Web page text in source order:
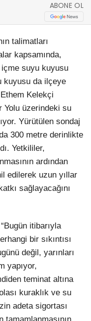
ABONE OL
talimatları
kapsamında,
suyu kuyusu
kuyusu da ilçeye
Kelekçi
Yolu üzerindeki su
Yürütülen sondaj
300 metre derinlikte
Yetkililer,
ardından
edilerek uzun yıllar
sağlayacağını
itibarıyla
bir sıkıntısı
değil, yarınları
yapıyor,
teminat altına
kuraklık ve su
adeta sigortası